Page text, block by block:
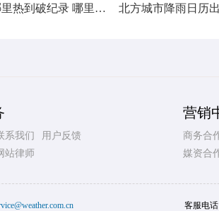
数据看今年7月哪里热到破纪录 哪里暑热连轴转
系我们
用户反馈
站律师
营销
商务合
媒资合
客服电